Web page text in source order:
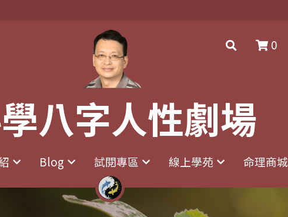
八字人性劇場
Blog 試閱專區 線上學苑 命理商城
0
八字人性劇場
Blog 試閱專區 線上學苑 命理商城
0